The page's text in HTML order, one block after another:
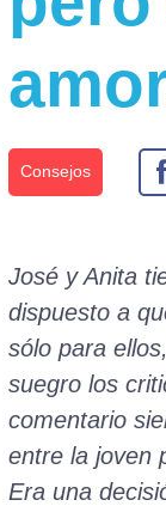
Consejos
José y Anita
dispuesto a
sólo para
suegro los
comentario
entre la joven
Era una